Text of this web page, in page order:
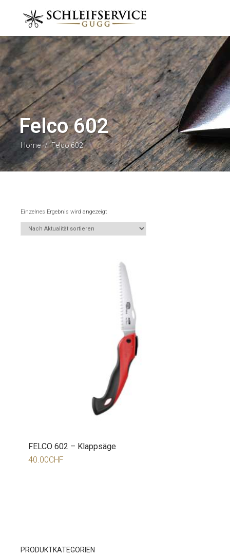
Felco 602
Home / Felco 602
Einzelnes Ergebnis wird angezeigt
FELCO 602 – Klappsäge
40.00CHF
PRODUKTKATEGORIEN